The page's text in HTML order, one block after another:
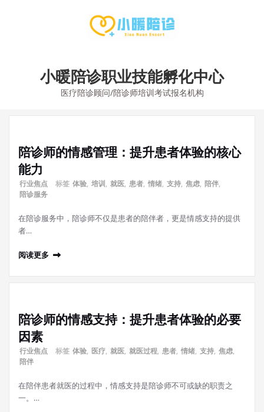
小暖陪诊职业技能孵化中心
医疗陪诊顾问/陪诊师培训考试报名机构
陪诊师的情感管理：提升患者体验的核心
能力
行业焦点 标签 体验, 培训, 就医, 患者, 情绪, 支持, 焦虑, 陪伴,
陪诊服务
在陪诊服务中，陪诊师不仅是患者的陪伴者，更是情感支持的提供
者…
阅读更多
陪诊师的情感支持：提升患者体验的必要
因素
行业焦点 标签 体验, 医疗, 就医, 就医过程, 患者, 情绪, 支持, 焦虑,
陪伴
在陪伴患者就医的过程中，情感支持是陪诊师不可或缺的职责之
一。…